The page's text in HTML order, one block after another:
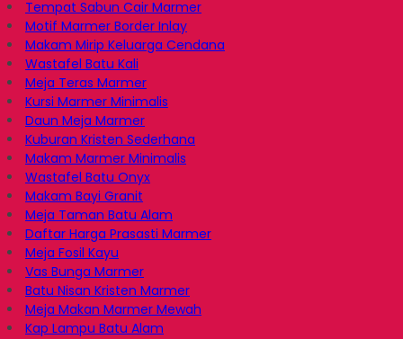
Tempat Sabun Cair Marmer
Motif Marmer Border Inlay
Makam Mirip Keluarga Cendana
Wastafel Batu Kali
Meja Teras Marmer
Kursi Marmer Minimalis
Daun Meja Marmer
Kuburan Kristen Sederhana
Makam Marmer Minimalis
Wastafel Batu Onyx
Makam Bayi Granit
Meja Taman Batu Alam
Daftar Harga Prasasti Marmer
Meja Fosil Kayu
Vas Bunga Marmer
Batu Nisan Kristen Marmer
Meja Makan Marmer Mewah
Kap Lampu Batu Alam